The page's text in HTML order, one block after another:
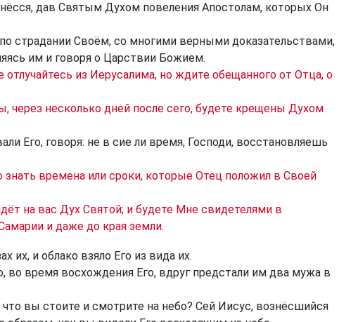
дав Святым Духом повеления Апостолам, которых Он
страдании Своём, со многими верными доказательствами,
им и говоря о Царствии Божием.
отлучайтесь из Иерусалима, но ждите обещанного от Отца, о
через несколько дней после сего, будете крещены Духом
Его, говоря: не в сие ли время, Господи, восстановляешь
знать времена или сроки, которые Отец положил в Своей
на вас Дух Святой; и будете Мне свидетелями в
и даже до края земли.
их, и облако взяло Его из вида их.
во время восхождения Его, вдруг предстали им два мужа в
что вы стоите и смотрите на небо? Сей Иисус, вознёсшийся